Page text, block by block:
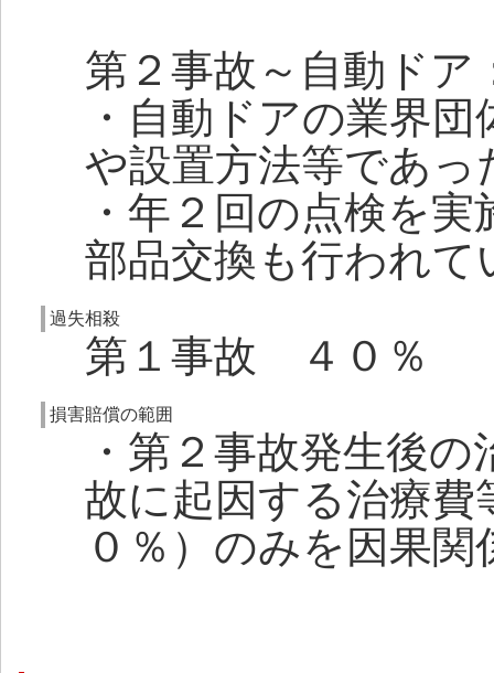
第２事故～自動ドア
・自動ドアの業界
や設置方法等であっ
・年２回の点検を
部品交換も行われて
過失相殺
第１事故 ４０％
損害賠償の範囲
・第２事故発生後
故に起因する治療費
０％）のみを因果